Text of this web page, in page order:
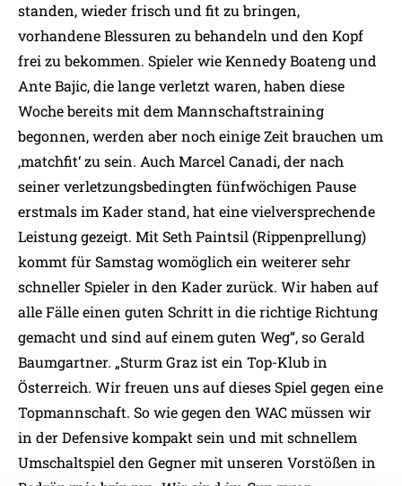
standen, wieder frisch und fit zu bringen,
vorhandene Blessuren zu behandeln und den Kopf
frei zu bekommen. Spieler wie Kennedy Boateng und
Ante Bajic, die lange verletzt waren, haben diese
Woche bereits mit dem Mannschaftstraining
begonnen, werden aber noch einige Zeit brauchen um
‚matchfit‘ zu sein. Auch Marcel Canadi, der nach
seiner verletzungsbedingten fünfwöchigen Pause
erstmals im Kader stand, hat eine vielversprechende
Leistung gezeigt. Mit Seth Paintsil (Rippenprellung)
kommt für Samstag womöglich ein weiterer sehr
schneller Spieler in den Kader zurück. Wir haben auf
alle Fälle einen guten Schritt in die richtige Richtung
gemacht und sind auf einem guten Weg“, so Gerald
Baumgartner. „Sturm Graz ist ein Top-Klub in
Österreich. Wir freuen uns auf dieses Spiel gegen eine
Topmannschaft. So wie gegen den WAC müssen wir
in der Defensive kompakt sein und mit schnellem
Umschaltspiel den Gegner mit unseren Vorstößen in